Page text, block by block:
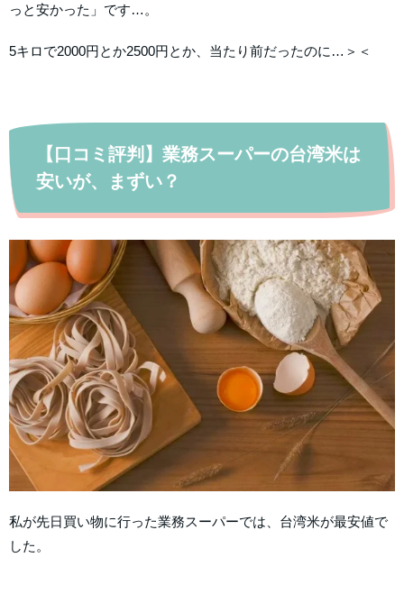
っと安かった」です…。
5キロで2000円とか2500円とか、当たり前だったのに…＞＜
【口コミ評判】業務スーパーの台湾米は
安いが、まずい？
私が先日買い物に行った業務スーパーでは、台湾米が最安値で
した。